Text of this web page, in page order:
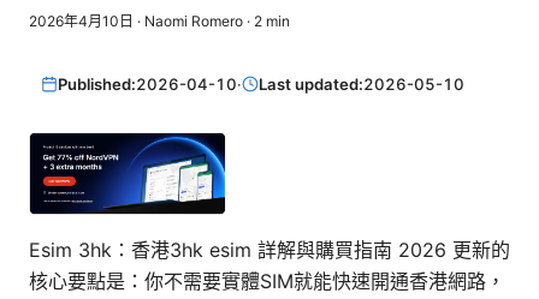
2026年4月10日 · Naomi Romero · 2 min
Published:2026-04-10· Last updated:2026-05-10
Esim 3hk：香港3hk esim 詳解與購買指南 2026 更新的
核心要點是：你不需要實體SIM就能快速開通香港網路，